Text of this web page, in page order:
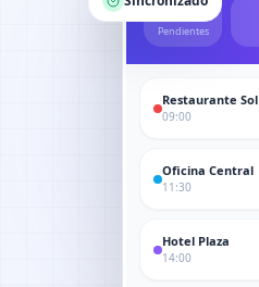
5
Pendientes
Restaurante Sol
09:00
Oficina Central
11:30
Hotel Plaza
14:00